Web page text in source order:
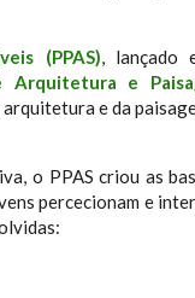
(PPAS), lançado
Arquitetura e
e da
o PPAS criou as
percecionam e